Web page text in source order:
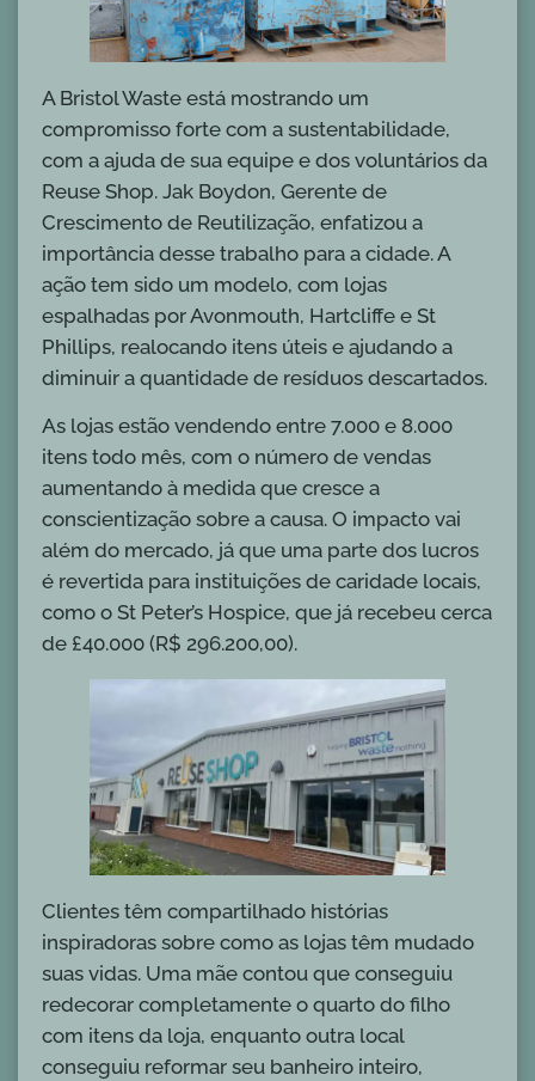
A Bristol Waste está mostrando um
compromisso forte com a sustentabilidade,
com a ajuda de sua equipe e dos voluntários da
Reuse Shop. Jak Boydon, Gerente de
Crescimento de Reutilização, enfatizou a
importância desse trabalho para a cidade. A
ação tem sido um modelo, com lojas
espalhadas por Avonmouth, Hartcliffe e St
Phillips, realocando itens úteis e ajudando a
diminuir a quantidade de resíduos descartados.
As lojas estão vendendo entre 7.000 e 8.000
itens todo mês, com o número de vendas
aumentando à medida que cresce a
conscientização sobre a causa. O impacto vai
além do mercado, já que uma parte dos lucros
é revertida para instituições de caridade locais,
como o St Peter’s Hospice, que já recebeu cerca
de £40.000 (R$ 296.200,00).
Clientes têm compartilhado histórias
inspiradoras sobre como as lojas têm mudado
suas vidas. Uma mãe contou que conseguiu
redecorar completamente o quarto do filho
com itens da loja, enquanto outra local
conseguiu reformar seu banheiro inteiro,